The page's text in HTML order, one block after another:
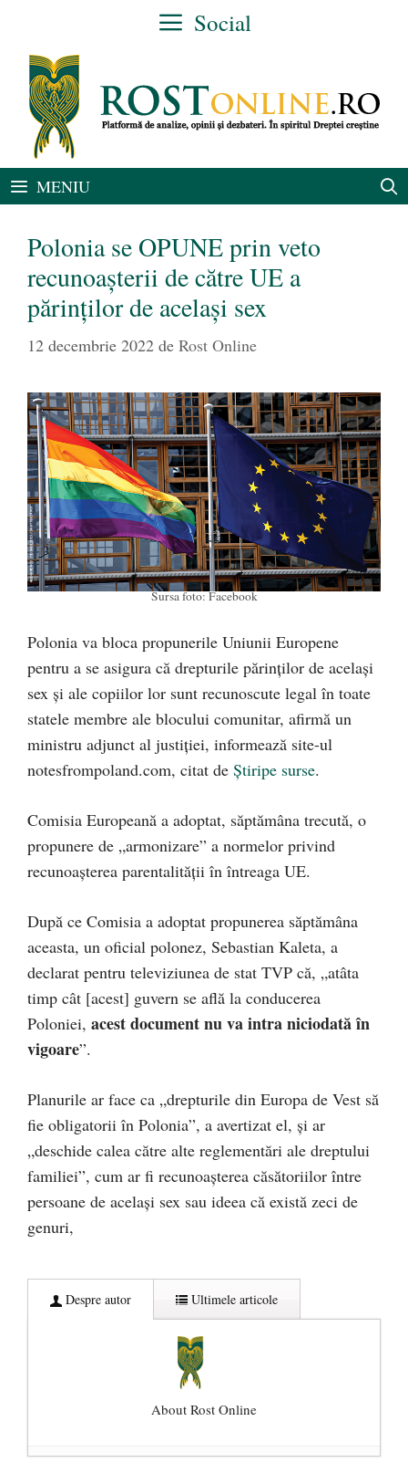
conținut
Social
MENIU
Polonia se OPUNE prin veto
recunoașterii de către UE a
părinților de același sex
12 decembrie 2022 de Rost Online
Sursa foto: Facebook
Polonia va bloca propunerile Uniunii Europene
pentru a se asigura că drepturile părinților de același
sex și ale copiilor lor sunt recunoscute legal în toate
statele membre ale blocului comunitar, afirmă un
ministru adjunct al justiției, informează site-ul
notesfrompoland.com, citat de Știripe surse.
Comisia Europeană a adoptat, săptămâna trecută, o
propunere de „armonizare” a normelor privind
recunoașterea parentalității în întreaga UE.
După ce Comisia a adoptat propunerea săptămâna
aceasta, un oficial polonez, Sebastian Kaleta, a
declarat pentru televiziunea de stat TVP că, „atâta
timp cât [acest] guvern se află la conducerea
Poloniei, acest document nu va intra niciodată în
vigoare”.
Planurile ar face ca „drepturile din Europa de Vest să
fie obligatorii în Polonia”, a avertizat el, și ar
„deschide calea către alte reglementări ale dreptului
familiei”, cum ar fi recunoașterea căsătoriilor între
persoane de același sex sau ideea că există zeci de
genuri,
Despre autor Ultimele articole
About Rost Online